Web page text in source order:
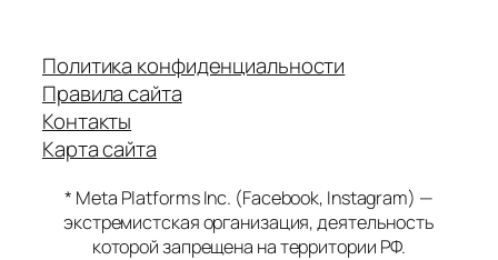
Политика конфиденциальности
Правила сайта
Контакты
Карта сайта
* Meta Platforms Inc. (Facebook, Instagram) —
экстремистская организация, деятельность
которой запрещена на территории РФ.